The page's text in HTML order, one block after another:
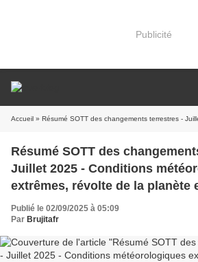
Publicité
Accueil » Résumé SOTT des changements terrestres - Juillet 2025 - Conditions
Résumé SOTT des
Juillet 2025 - Conditions
extrêmes, révolte de la planète
Publié le 02/09/2025 à 05:09
Par Brujitafr